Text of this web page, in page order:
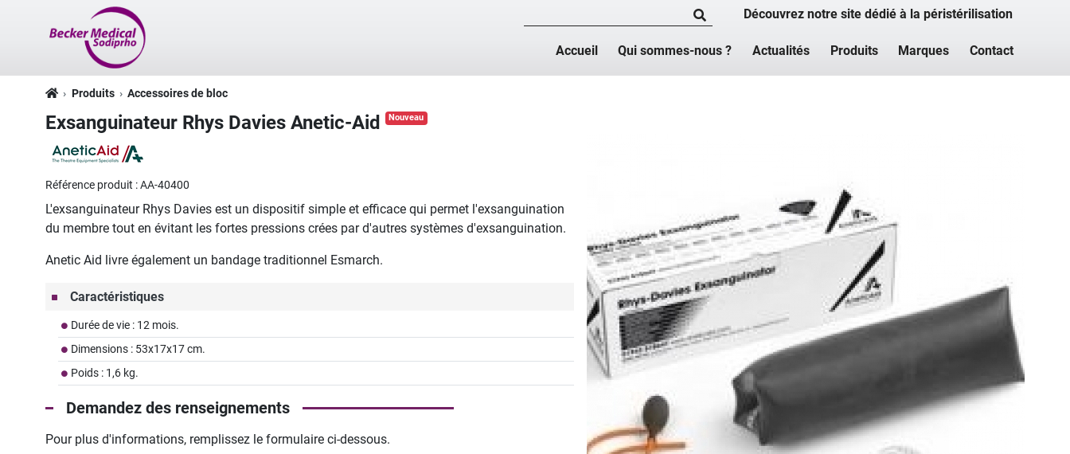
Découvrez notre site dédié à la péristérilisation
Accueil Qui sommes-nous ? Actualités Produits Marques Contact
Produits Accessoires de bloc
Exsanguinateur Rhys Davies Anetic-Aid Nouveau
Référence produit :AA-40400
L'exsanguinateur Rhys Davies est un dispositif simple et efficace qui permet l'exsanguination
du membre tout en évitant les fortes pressions crées par d'autres systèmes d'exsanguination.
Anetic Aid livre également un bandage traditionnel Esmarch.
Caractéristiques
Durée de vie : 12 mois.
Dimensions : 53x17x17 cm.
Poids : 1,6 kg.
Demandez des renseignements
Pour plus d'informations, remplissez le formulaire ci-dessous.